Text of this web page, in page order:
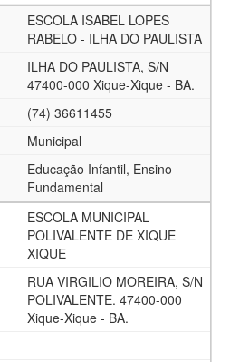
ESCOLA ISABEL LOPES
RABELO - ILHA DO PAULISTA
ILHA DO PAULISTA, S/N
47400-000 Xique-Xique - BA.
(74) 36611455
Municipal
Educação Infantil, Ensino
Fundamental
ESCOLA MUNICIPAL
POLIVALENTE DE XIQUE
XIQUE
RUA VIRGILIO MOREIRA, S/N
POLIVALENTE. 47400-000
Xique-Xique - BA.